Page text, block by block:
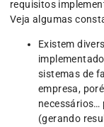
requisitos
Veja algumas
Existem
sistemas de
empresa,
necessários…
(gerando